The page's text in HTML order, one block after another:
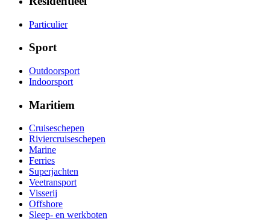
Particulier
Sport
Outdoorsport
Indoorsport
Maritiem
Cruiseschepen
Riviercruiseschepen
Marine
Ferries
Superjachten
Veetransport
Visserij
Offshore
Sleep- en werkboten